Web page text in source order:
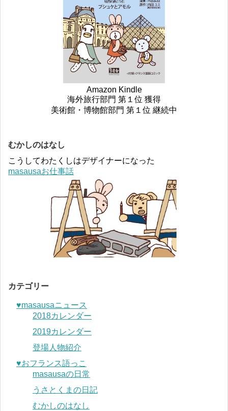
Amazon Kindle
海外旅行部門 第１位 獲得
美術館・博物館部門 第１位 継続中
むかしのはなし
こうしてわたくしはデザイナーになった
masausaお仕事話
カテゴリー
♥︎masausaニュース
2018カレンダー
2019カレンダー
登場人物紹介
♥︎おフランス語っこ
masausaの日常
うさとくまの日記
むかしのはなし